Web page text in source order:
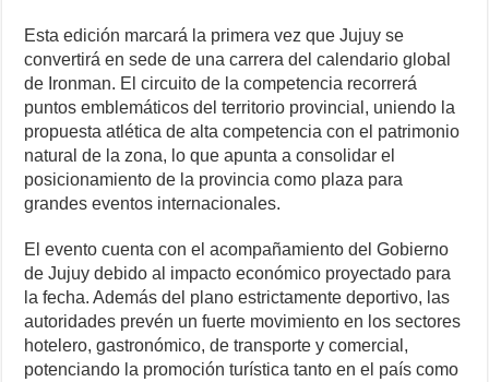
Esta edición marcará la primera vez que Jujuy se
convertirá en sede de una carrera del calendario global
de Ironman. El circuito de la competencia recorrerá
puntos emblemáticos del territorio provincial, uniendo la
propuesta atlética de alta competencia con el patrimonio
natural de la zona, lo que apunta a consolidar el
posicionamiento de la provincia como plaza para
grandes eventos internacionales.
El evento cuenta con el acompañamiento del Gobierno
de Jujuy debido al impacto económico proyectado para
la fecha. Además del plano estrictamente deportivo, las
autoridades prevén un fuerte movimiento en los sectores
hotelero, gastronómico, de transporte y comercial,
potenciando la promoción turística tanto en el país como